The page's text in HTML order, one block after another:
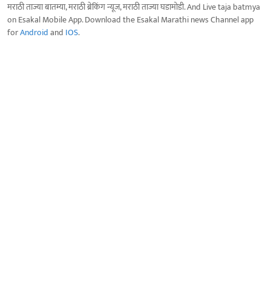
मराठी ताज्या बातम्या, मराठी ब्रेकिंग न्यूज, मराठी ताज्या घडामोडी. And Live taja batmya
on Esakal Mobile App. Download the Esakal Marathi news Channel app
forAndroidand IOS.